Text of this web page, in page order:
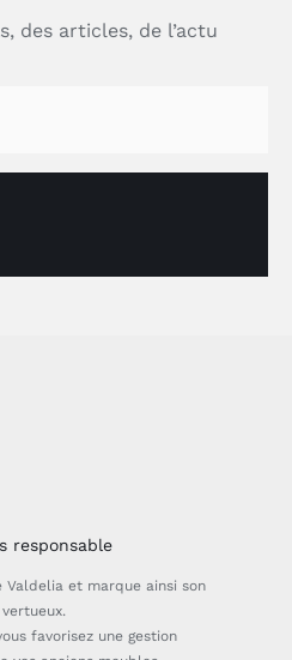
des articles, de l’actu
responsable
Valdelia et marque ainsi son
favorisez une gestion